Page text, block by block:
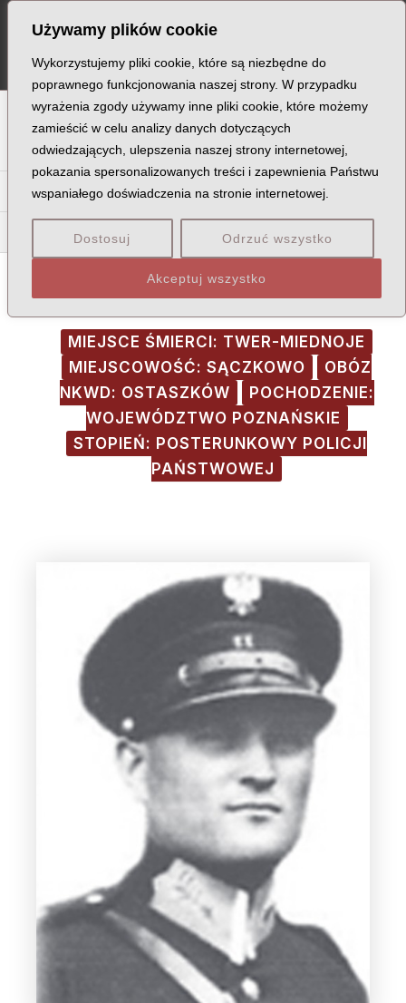
Używamy plików cookie
Wykorzystujemy pliki cookie, które są niezbędne do
poprawnego funkcjonowania naszej strony. W przypadku
wyrażenia zgody używamy inne pliki cookie, które możemy
zamieścić w celu analizy danych dotyczących
odwiedzających, ulepszenia naszej strony internetowej,
pokazania spersonalizowanych treści i zapewnienia Państwu
wspaniałego doświadczenia na stronie internetowej.
Dostosuj Odrzuć wszystko
Akceptuj wszystko
content
B C D E F G H I J K L Ł M
O P Q R S T U V W X Z
Pa Pe Pi Pl Pł Pn Po Pr Ps Pt
Pec Per Pes
MIEJSCE ŚMIERCI: TWER-MIEDNOJE
MIEJSCOWOŚĆ: SĄCZKOWO
OBÓZ
NKWD: OSTASZKÓW
POCHODZENIE:
WOJEWÓDZTWO POZNAŃSKIE
STOPIEŃ: POSTERUNKOWY POLICJI
PAŃSTWOWEJ
navigation